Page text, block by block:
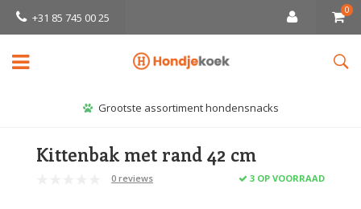
+31 85 745 00 25
0
Grootste assortiment hondensnacks
Kittenbak met rand 42 cm
0 reviews 3 OP VOORRAAD